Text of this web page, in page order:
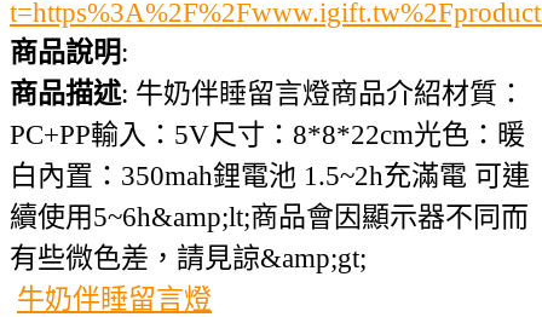
商品說明:
商品描述: 牛奶伴睡留言燈商品介紹材質：
PC+PP輸入：5V尺寸：8*8*22cm光色：暖
白內置：350mah鋰電池 1.5~2h充滿電 可連
續使用5~6h&amp;lt;商品會因顯示器不同而
有些微色差，請見諒&amp;gt;
牛奶伴睡留言燈